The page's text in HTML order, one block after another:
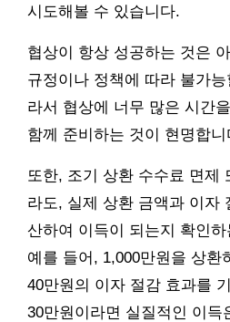
시도해볼 수 있습니다.
협상이 항상 성공하는 것은
규정이나 정책에 따라 불가
라서 협상에 너무 많은 시간
함께 준비하는 것이 현명합니
또한, 조기 상환 수수료 면제
라도, 실제 상환 금액과 이자
산하여 이득이 되는지 확인
예를 들어, 1,000만원을 상환
40만원의 이자 절감 효과를
30만원이라면 실질적인 이득